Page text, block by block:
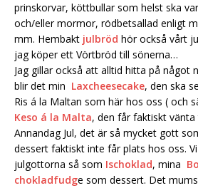
prinskorvar, köttbullar som helst ska
och/eller mormor, rödbetsallad enligt
mm. Hembakt julbröd hör också vårt
jag köper ett Vörtbröd till sönerna…
Jag gillar också att alltid hitta på något
blir det min Laxcheesecake, den ska
Ris á la Maltan som här hos oss ( och
Keso á la Malta, den får faktiskt vänta
Annandag Jul, det är så mycket gott
dessert faktiskt inte får plats hos oss.
julgottorna så som Ischoklad, mina
chokladfudge som dessert. Det